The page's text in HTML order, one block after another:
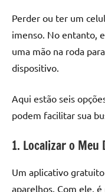
Perder ou ter um
imenso. No entanto,
uma mão na roda
dispositivo.
Aqui estão seis
podem facilitar sua
1. Localizar o Meu
Um aplicativo
aparelhos. Com ele,